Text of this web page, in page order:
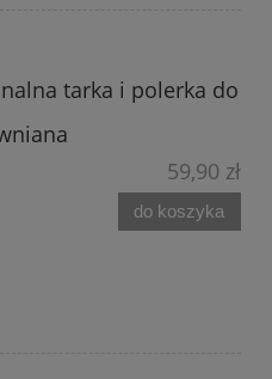
tarka i polerka do
59,90 zł
do koszyka